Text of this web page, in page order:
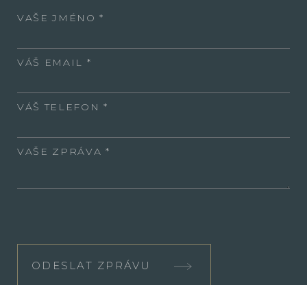
VAŠE JMÉNO
VÁŠ EMAIL
VÁŠ TELEFON
VAŠE ZPRÁVA
ODESLAT ZPRÁVU